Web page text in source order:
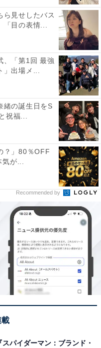
ら見せしたバス
「目の表情...
、「第1回 最強
」出場メ...
緒の誕生日をS
祝福...
？」80％OFF
気が...
Recommended by
載
『スパイダーマン：ブランド・